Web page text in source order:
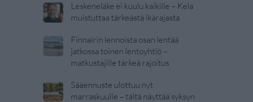
Leskeneläke ei kuulu kaikille – Kela
muistuttaa tärkeästä ikärajasta
Finnairin lennoista osan lentää
jatkossa toinen lentoyhtiö –
matkustajille tärkeä rajoitus
Sääennuste ulottuu nyt
marraskuulle – tältä näyttää syksyn